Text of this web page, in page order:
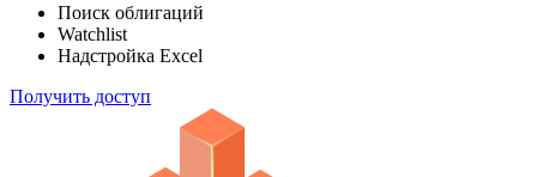
Поиск облигаций
Watchlist
Надстройка Excel
Получить доступ